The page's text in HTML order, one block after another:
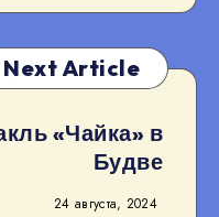
Next Article
«Чайка» в
Будве
24 августа, 2024